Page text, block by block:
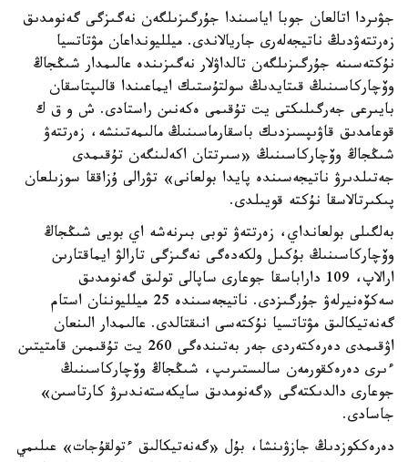
جۋىردا اتالعان جوبا اياسىندا جۇرگىزىلگەن نەگىزگى گەنومدىق
زەرتتەۋدىڭ ناتيجەلەرى جاريالاندى. ميلليونداعان مۋتاتسيا
نۇكتەسىنە جۇرگىزىلگەن تالداۋلار نەگىزىندە عالىمدار شىڭجاڭ
وۆچاركاسىنىڭ قىتايدىڭ سولتۇستىك ايماعىندا قالىپتاسقان
بايىرعى جەرگىلىكتى يت تۇقىمى ەكەنىن راستادى. ش و ق ك
قوعامدىق قاۋىپسىزدىك باسقارماسىنىڭ مالىمەتىنشە، زەرتتەۋ
شىڭجاڭ وۆچاركاسىنىڭ «سىرتتان اكەلىنگەن تۇقىمدى
جەتىلدىرۋ ناتيجەسىندە پايدا بولعانى» تۋرالى ۇزاققا سوزىلعان
پىكىرتالاسقا نۇكتە قويىلدى.
بەلگىلى بولعانداي، زەرتتەۋ توبى بىرنەشە اي بويى شىڭجاڭ
وۆچاركاسىنىڭ بۇكىل ولكەدەگى نەگىزگى تارالۋ ايماقتارىن
ارالاپ، 109 داراباسقا جوعارى ساپالى تولىق گەنومدىق
سەكۆەنيرلەۋ جۇرگىزدى. ناتيجەسىندە 25 ميلليوننان استام
گەنەتيكالىق مۋتاتسيا نۇكتەسى انىقتالدى. عالىمدار الىنعان
اۋقىمدى دەرەكتەردى جەر بەتىندەگى 260 يت تۇقىمىن قامتيتىن
ءىرى دەرەكقورمەن سالىستىرىپ، شىڭجاڭ وۆچاركاسىنىڭ
جوعارى دالدىكتەگى «گەنومدىق سايكەستەندىرۋ كارتاسىن»
جاسادى.
دەرەككوزدىڭ جازۋىنشا، بۇل «گەنەتيكالىق ءتولقۇجات» عىلىمي